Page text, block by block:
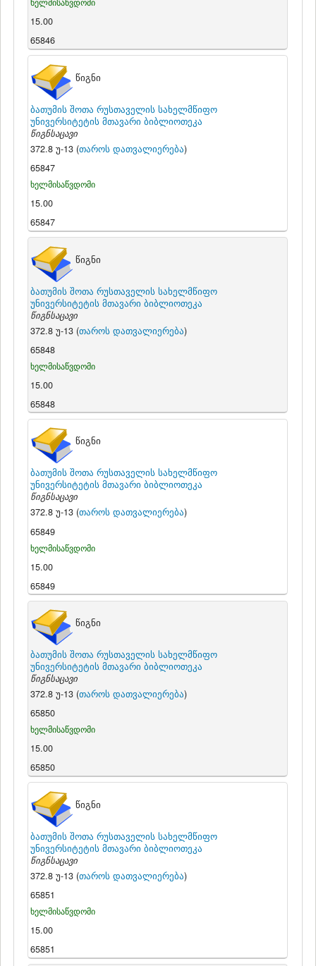
15.00
65846
წიგნი
ბათუმის შოთა რუსთაველის სახელმწიფო
უნივერსიტეტის მთავარი ბიბლიოთეკა
წიგნსაცავი
372.8 უ-13 (თაროს დათვალიერება)
65847
ხელმისაწვდომი
15.00
65847
წიგნი
ბათუმის შოთა რუსთაველის სახელმწიფო
უნივერსიტეტის მთავარი ბიბლიოთეკა
წიგნსაცავი
372.8 უ-13 (თაროს დათვალიერება)
65848
ხელმისაწვდომი
15.00
65848
წიგნი
ბათუმის შოთა რუსთაველის სახელმწიფო
უნივერსიტეტის მთავარი ბიბლიოთეკა
წიგნსაცავი
372.8 უ-13 (თაროს დათვალიერება)
65849
ხელმისაწვდომი
15.00
65849
წიგნი
ბათუმის შოთა რუსთაველის სახელმწიფო
უნივერსიტეტის მთავარი ბიბლიოთეკა
წიგნსაცავი
372.8 უ-13 (თაროს დათვალიერება)
65850
ხელმისაწვდომი
15.00
65850
წიგნი
ბათუმის შოთა რუსთაველის სახელმწიფო
უნივერსიტეტის მთავარი ბიბლიოთეკა
წიგნსაცავი
372.8 უ-13 (თაროს დათვალიერება)
65851
ხელმისაწვდომი
15.00
65851